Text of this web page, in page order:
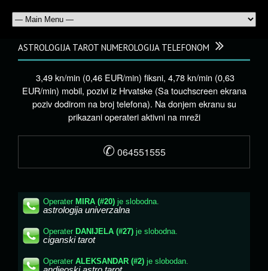
ASTROLOGIJA TAROT NUMEROLOGIJA TELEFONOM
3,49 kn/min (0,46 EUR/min) fiksni, 4,78 kn/min (0,63
EUR/min) mobil, pozivi iz Hrvatske (Sa touchscreen ekrana
poziv dodirom na broj telefona). Na donjem ekranu su
prikazani operateri aktivni na mreži
✆ 064551555